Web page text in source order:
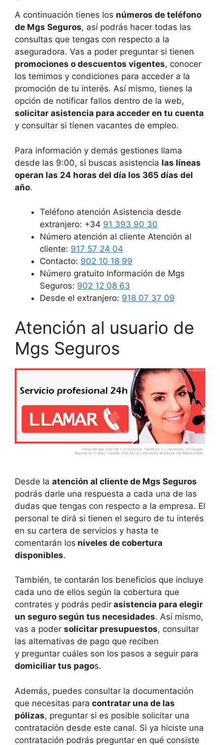
A continuación tienes los números de teléfono
de Mgs Seguros, así podrás hacer todas las
consultas que tengas con respecto a la
aseguradora. Vas a poder preguntar si tienen
promociones o descuentos vigentes, conocer
los temimos y condiciones para acceder a la
promoción de tu interés. Así mismo, tienes la
opción de notificar fallos dentro de la web,
solicitar asistencia para acceder en tu cuenta
y consultar si tienen vacantes de empleo.
Para información y demás gestiones llama
desde las 9:00, si buscas asistencia las líneas
operan las 24 horas del día los 365 días del
año.
Teléfono atención Asistencia desde
extranjero: +34 91 393 90 30
Número atención al cliente Atención al
cliente: 917 57 24 04
Contacto: 902 10 18 99
Número gratuito Información de Mgs
Seguros: 902 12 08 63
Desde el extranjero: 918 07 37 09
Atención al usuario de
Mgs Seguros
Desde la atención al cliente de Mgs Seguros
podrás darle una respuesta a cada una de las
dudas que tengas con respecto a la empresa. El
personal te dirá si tienen el seguro de tu interés
en su cartera de servicios y hasta te
comentarán los niveles de cobertura
disponibles.
También, te contarán los beneficios que incluye
cada uno de ellos según la cobertura que
contrates y podrás pedir asistencia para elegir
un seguro según tus necesidades. Así mismo,
vas a poder solicitar presupuestos, consultar
las alternativas de pago que reciben
y preguntar cuáles son los pasos a seguir para
domiciliar tus pagos.
Además, puedes consultar la documentación
que necesitas para contratar una de las
pólizas, preguntar si es posible solicitar una
contratación desde este canal. Si ya hiciste una
contratación podrás preguntar en qué consiste